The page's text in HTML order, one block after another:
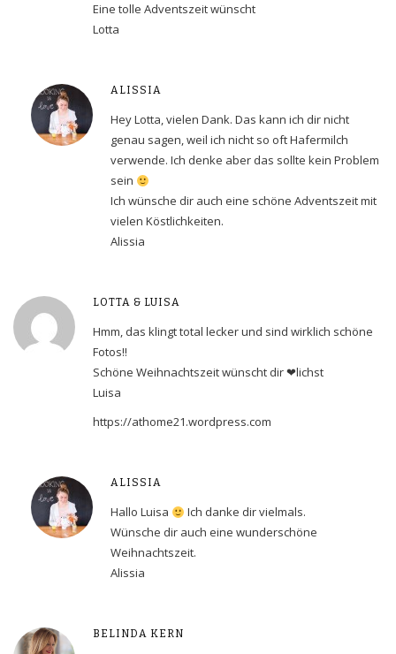
Eine tolle Adventszeit wünscht
Lotta
ALISSIA
Hey Lotta, vielen Dank. Das kann ich dir nicht
genau sagen, weil ich nicht so oft Hafermilch
verwende. Ich denke aber das sollte kein Problem
sein
Ich wünsche dir auch eine schöne Adventszeit mit
vielen Köstlichkeiten.
Alissia
LOTTA & LUISA
Hmm, das klingt total lecker und sind wirklich schöne
Fotos!!
Schöne Weihnachtszeit wünscht dir ❤︎lichst
Luisa
https://athome21.wordpress.com
ALISSIA
Hallo Luisa
Ich danke dir vielmals.
Wünsche dir auch eine wunderschöne
Weihnachtszeit.
Alissia
BELINDA KERN